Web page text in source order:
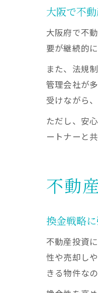
大阪で不
大阪府で不
要が継続的
また、法規
管理会社が
受けながら
ただし、安
ートナーと
不動
換金戦略
不動産投資
性や売却し
きる物件な